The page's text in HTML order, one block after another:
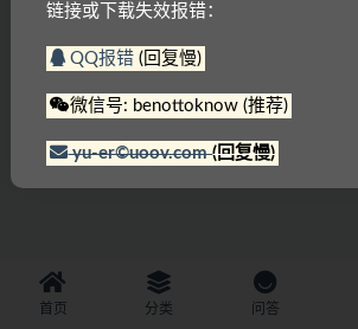
首页 分类 问答
链接或下载失效报错：
QQ报错(回复慢)
微信号: benottoknow (推荐)
yu-er©uoov.com(回复慢)